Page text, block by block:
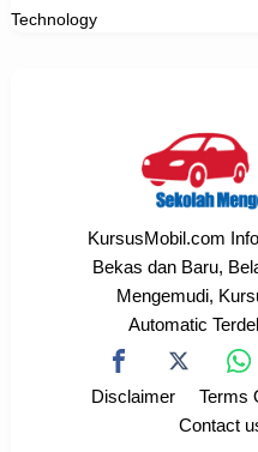
Technology
KursusMobil.com
Bekas dan Baru,
Mengemudi,
Automatic
Disclaimer Terms
Contact